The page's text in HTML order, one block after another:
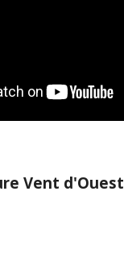
Vent d'Ouest